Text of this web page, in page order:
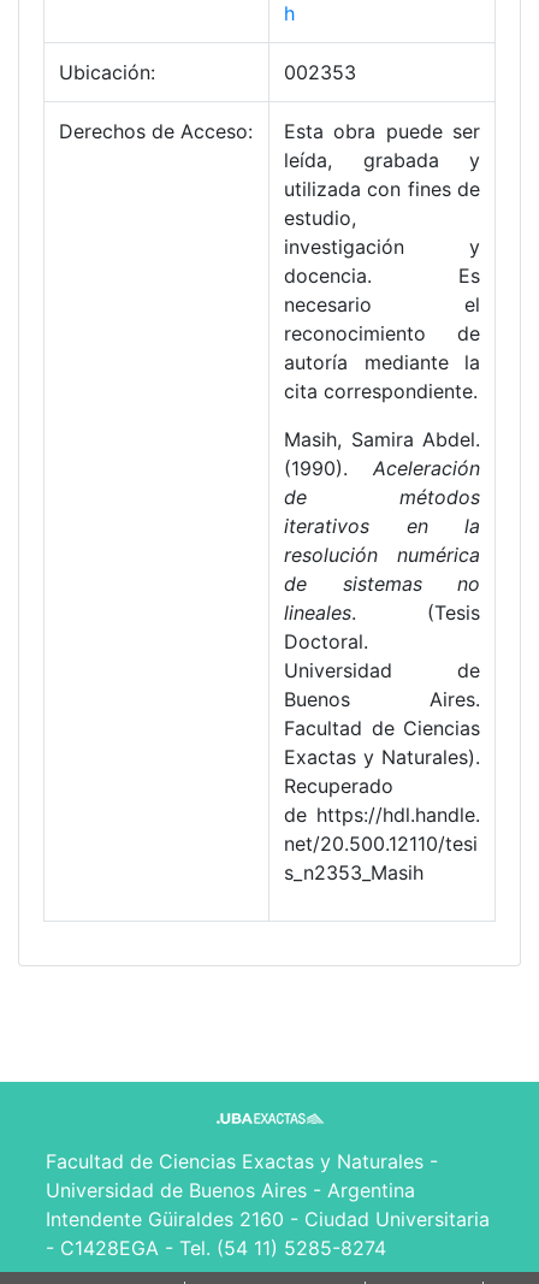
h
Ubicación: 002353
Derechos de Acceso:
Esta obra puede ser
leída, grabada y
utilizada con fines de
estudio,
investigación y
docencia. Es
necesario el
reconocimiento de
autoría mediante la
cita correspondiente.
Masih, Samira Abdel.
(1990). Aceleración
de métodos
iterativos en la
resolución numérica
de sistemas no
lineales. (Tesis
Doctoral.
Universidad de
Buenos Aires.
Facultad de Ciencias
Exactas y Naturales).
Recuperado
de https://hdl.handle.
net/20.500.12110/tesi
s_n2353_Masih
Facultad de Ciencias Exactas y Naturales -
Universidad de Buenos Aires - Argentina
Intendente Güiraldes 2160 - Ciudad Universitaria
- C1428EGA - Tel. (54 11) 5285-8274